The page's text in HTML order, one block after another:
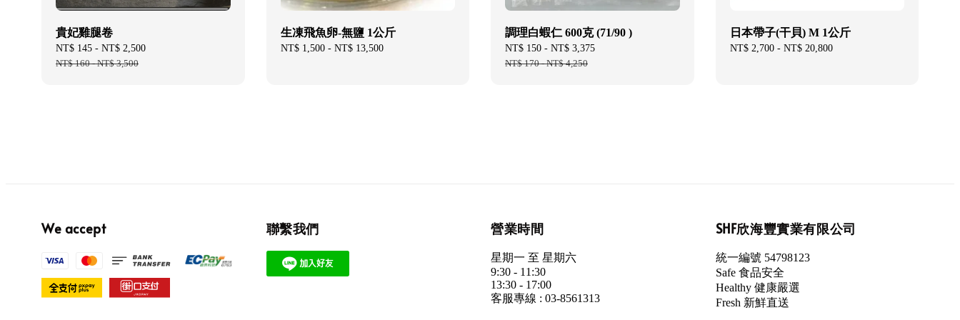
貴妃雞腿卷
Sale
price
NT$ 145 - NT$ 2,500
NT$ 160-NT$ 3,500
生凍飛魚卵-無鹽 1公斤
Regular
NT$ 1,500- NT$ 13,500
調理白蝦仁 600克 (71/90 )
Sale
price
NT$ 150 - NT$ 3,375
NT$ 170-NT$ 4,250
日本帶子(干貝) M 1公斤
Regular
NT$ 2,700- NT$ 20,800
We accept 聯繫我們 營業時間
星期一 至 星期六
9:30 - 11:30
13:30 - 17:00
客服專線 : 03-8561313
SHF欣海豐實業有限公司
統一編號 54798123
Safe 食品安全
Healthy 健康嚴選
Fresh 新鮮直送